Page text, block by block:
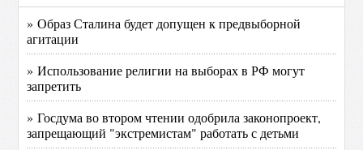
» Образ Сталина будет допущен к предвыборной
агитации
» Использование религии на выборах в РФ могут
запретить
» Госдума во втором чтении одобрила законопроект,
запрещающий "экстремистам" работать с детьми